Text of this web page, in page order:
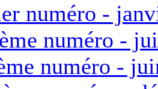
numéro -
numéro -
numéro -